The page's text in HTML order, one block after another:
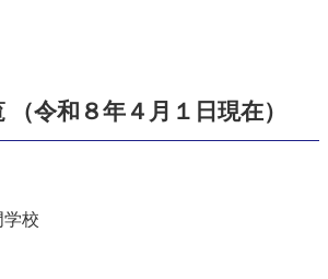
（令和８年４月１日現在）
学校